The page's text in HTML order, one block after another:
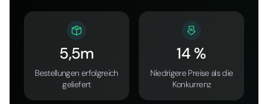
5,5m
Bestellungen erfolgreich
geliefert
14 %
Niedrigere Preise als die
Konkurrenz